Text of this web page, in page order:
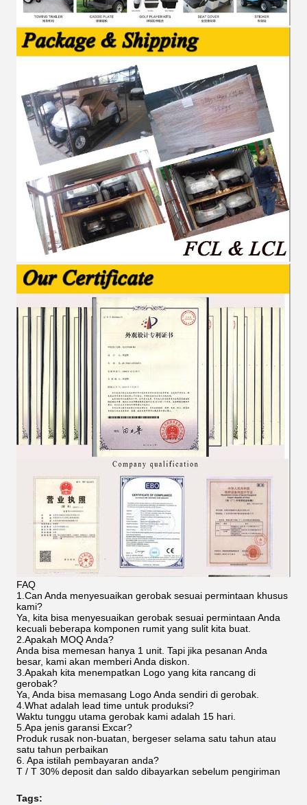
FAQ
1.Can Anda menyesuaikan gerobak sesuai permintaan khusus
kami?
Ya, kita bisa menyesuaikan gerobak sesuai permintaan Anda
kecuali beberapa komponen rumit yang sulit kita buat.
2.Apakah MOQ Anda?
Anda bisa memesan hanya 1 unit. Tapi jika pesanan Anda
besar, kami akan memberi Anda diskon.
3.Apakah kita menempatkan Logo yang kita rancang di
gerobak?
Ya, Anda bisa memasang Logo Anda sendiri di gerobak.
4.What adalah lead time untuk produksi?
Waktu tunggu utama gerobak kami adalah 15 hari.
5.Apa jenis garansi Excar?
Produk rusak non-buatan, bergeser selama satu tahun atau
satu tahun perbaikan
6. Apa istilah pembayaran anda?
T / T 30% deposit dan saldo dibayarkan sebelum pengiriman
Tags: